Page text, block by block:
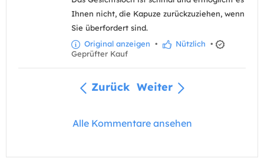
Ihnen nicht, die Kapuze zurückzuziehen, wenn
Sie überfordert sind.
Original anzeigen • Nützlich •
Geprüfter Kauf
Zurück Weiter
Alle Kommentare ansehen